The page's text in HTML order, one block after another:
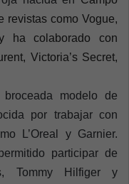
revistas como Vogue,
ha colaborado con
Victoria’s Secret,
broceada modelo de
por trabajar con
L’Oreal y Garnier.
participar de
Tommy Hilfiger y